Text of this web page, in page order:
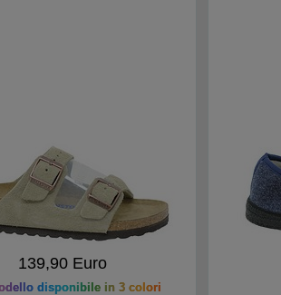
139,90 Euro
disponibile in 3 colori